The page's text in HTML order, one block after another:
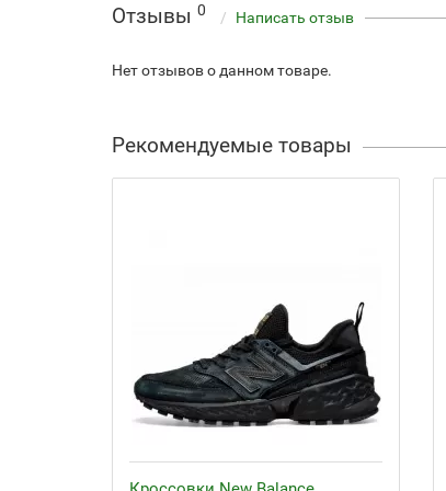
Отзывы 0 Написать отзыв
Нет отзывов о данном товаре.
Рекомендуемые товары